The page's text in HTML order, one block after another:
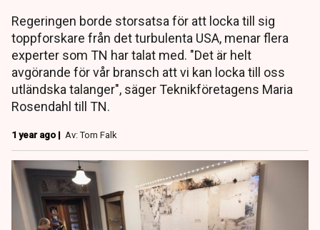
Regeringen borde storsatsa för att locka till sig
toppforskare från det turbulenta USA, menar flera
experter som TN har talat med. "Det är helt
avgörande för vår bransch att vi kan locka till oss
utländska talanger", säger Teknikföretagens Maria
Rosendahl till TN.
1 year ago | Av: Tom Falk